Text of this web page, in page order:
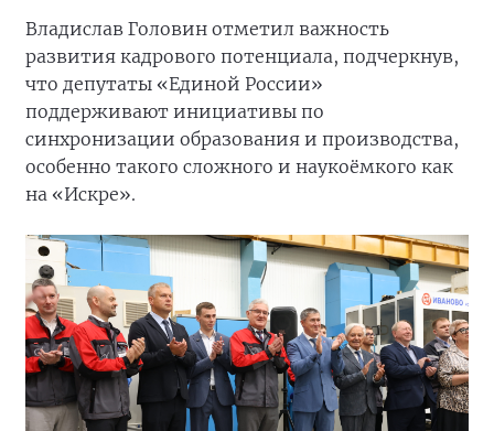
Владислав Головин отметил важность
развития кадрового потенциала, подчеркнув,
что депутаты «Единой России»
поддерживают инициативы по
синхронизации образования и производства,
особенно такого сложного и наукоёмкого как
на «Искре».